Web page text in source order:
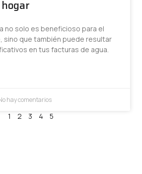
no solo es beneficioso para el
sino que también puede resultar
en tus facturas de agua.
hay comentarios
1 2 3 4 5